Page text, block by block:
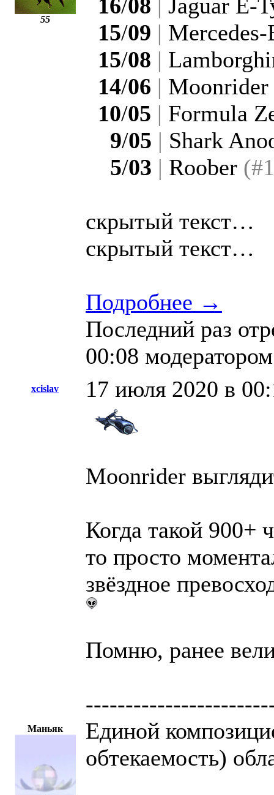
55
16/08
Jaguar E-
15/09 |
15/08 |
14/06 | Moonrider
10/05 | Formula
9/05 | Shark
5/03 | Roober
скрытый текст…
скрытый текст…
Подробнее →
Последний раз
00:08
xcislav 17 июля 2020 в
Маньяк
Moonrider
Когда такой 900+
то просто
звёздное
Помню, ранее
Единой
обтекаемость)